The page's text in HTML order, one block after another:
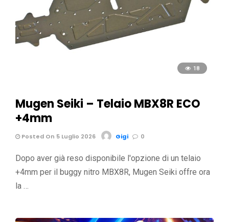
18
Mugen Seiki – Telaio MBX8R ECO
+4mm
Posted On 5 Luglio 2026 Gigi 0
Dopo aver già reso disponibile l'opzione di un telaio
+4mm per il buggy nitro MBX8R, Mugen Seiki offre ora
la …